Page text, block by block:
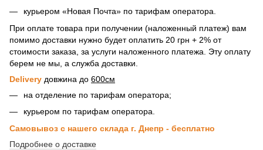
курьером «Новая Почта» по тарифам оператора.
При оплате товара при получении (наложенный платеж) вам
помимо доставки нужно будет оплатить 20 грн + 2% от
стоимости заказа, за услуги наложенного платежа. Эту оплату
берем не мы, а служба доставки.
Delivery довжина до 600см
на отделение по тарифам оператора;
курьером по тарифам оператора.
Самовывоз с нашего склада г. Днепр - бесплатно
Подробнее о доставке